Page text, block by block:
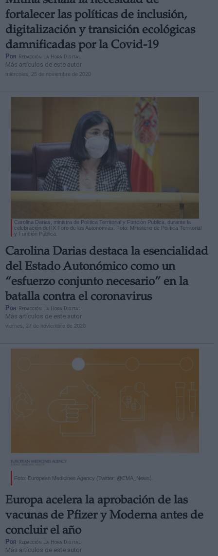
fortalecer las políticas de inclusión,
digitalización y transición ecológicas
damnificadas por la Covid-19
Por Redacción La Hora Digital
Más artículos de este autor
miércoles, 25 de noviembre de 2020
Carolina Darias, ministra de Política Territorial y Función Pública, durante la
celebración del IX Foro de las Autonomías. Foto: Ministerio de Política Territorial
y Función Pública.
Carolina Darias destaca la esencialidad
del Estado Autonómico como un
“esfuerzo conjunto necesario” en la
batalla contra el coronavirus
Por Redacción La Hora Digital
Más artículos de este autor
viernes, 27 de noviembre de 2020
Foto: European Medicines Agency (Twitter: @EMA_News).
Europa acelera la aprobación de las
vacunas de Pfizer y Moderna antes de
concluir el año
Por Redacción La Hora Digital
Más artículos de este autor